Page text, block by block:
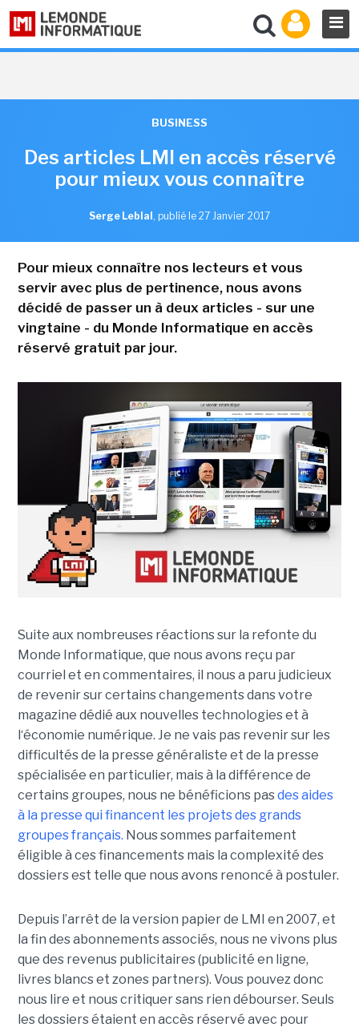
BUSINESS
Des articles LMI en accès réservé
pour mieux vous connaître
Serge Leblal , publié le 27 Janvier 2017
Pour mieux connaître nos lecteurs et vous
servir avec plus de pertinence, nous avons
décidé de passer un à deux articles - sur une
vingtaine - du Monde Informatique en accès
réservé gratuit par jour.
Suite aux nombreuses réactions sur la refonte du
Monde Informatique, que nous avons reçu par
courriel et en commentaires, il nous a paru judicieux
de revenir sur certains changements dans votre
magazine dédié aux nouvelles technologies et à
l‘économie numérique. Je ne vais pas revenir sur les
difficultés de la presse généraliste et de la presse
spécialisée en particulier, mais à la différence de
certains groupes, nous ne bénéficions pasdes aides
à la presse qui financent les projets des grands
groupes français. Nous sommes parfaitement
éligible à ces financements mais la complexité des
dossiers est telle que nous avons renoncé à postuler.
Depuis l’arrêt de la version papier de LMI en 2007, et
la fin des abonnements associés, nous ne vivons plus
que des revenus publicitaires (publicité en ligne,
livres blancs et zones partners). Vous pouvez donc
nous lire et nous critiquer sans rien débourser. Seuls
les dossiers étaient en accès réservé avec pour